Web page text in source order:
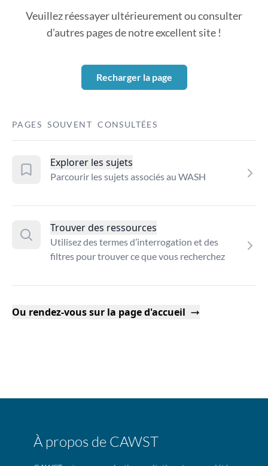
Veuillez réessayer ultérieurement ou consulter
d’autres pages de notre excellent site !
Recharger la page
PAGES SOUVENT CONSULTÉES
Explorer les sujets
Parcourir les sujets associés au WASH
Trouver des ressources
Utilisez des termes d’interrogation et des
filtres pour trouver ce que vous recherchez
Ou rendez-vous sur la page d'accueil
À propos de CAWST